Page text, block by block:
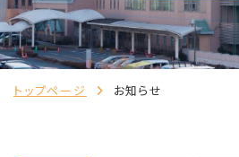
トップページ お知らせ